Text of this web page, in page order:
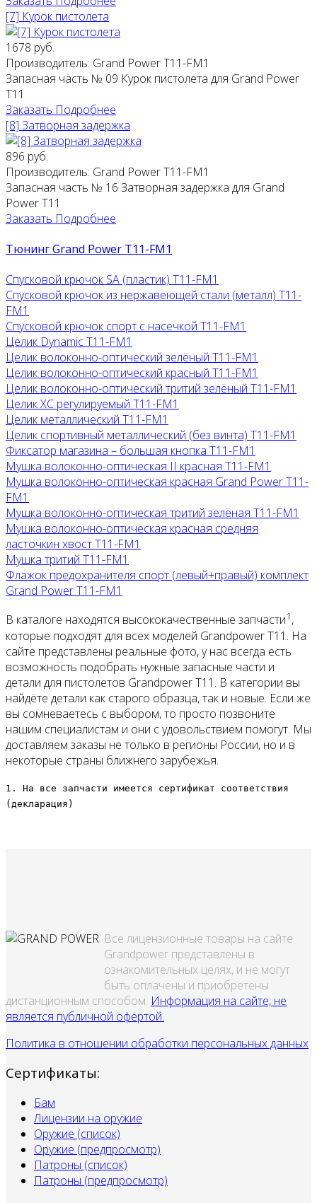
[7] Курок пистолета
1678 руб.
Производитель: Grand Power T11-FM1
Запасная часть № 09 Курок пистолета для Grand Power
T11
Заказать Подробнее
[8] Затворная задержка
896 руб.
Производитель: Grand Power T11-FM1
Запасная часть № 16 Затворная задержка для Grand
Power T11
Заказать Подробнее
Тюнинг Grand Power T11-FM1
Спусковой крючок SA (пластик) T11-FM1
Спусковой крючок из нержавеющей стали (металл) T11-
FM1
Спусковой крючок спорт с насечкой T11-FM1
Целик Dynamic T11-FM1
Целик волоконно-оптический зелёный T11-FM1
Целик волоконно-оптический красный T11-FM1
Целик волоконно-оптический тритий зелёный T11-FM1
Целик ХС регулируемый T11-FM1
Целик металлический T11-FM1
Целик спортивный металлический (без винта) T11-FM1
Фиксатор магазина – большая кнопка T11-FM1
Мушка волоконно-оптическая II красная T11-FM1
Мушка волоконно-оптическая красная Grand Power T11-
FM1
Мушка волоконно-оптическая тритий зелёная T11-FM1
Мушка волоконно-оптическая красная средняя
ласточкин хвост T11-FM1
Мушка тритий T11-FM1
Флажок предохранителя спорт (левый+правый) комплект
Grand Power T11-FM1
В каталоге находятся высококачественные запчасти1 ,
которые подходят для всех моделей Grandpower T11. На
сайте представлены реальные фото, у нас всегда есть
возможность подобрать нужные запасные части и
детали для пистолетов Grandpower T11. В категории вы
найдёте детали как старого образца, так и новые. Если же
вы сомневаетесь с выбором, то просто позвоните
нашим специалистам и они с удовольствием помогут. Мы
доставляем заказы не только в регионы России, но и в
некоторые страны ближнего зарубежья.
1. На все запчасти имеется сертификат соответствия
(декларация)
Все лицензионные товары на сайте
Grandpower представлены в
ознакомительных целях, и не могут
быть оплачены и приобретены
дистанционным способом. Информация на сайте, не
является публичной офертой.
Политика в отношении обработки персональных данных
Сертификаты:
Бам
Лицензии на оружие
Оружие (список)
Оружие (предпросмотр)
Патроны (список)
Патроны (предпросмотр)